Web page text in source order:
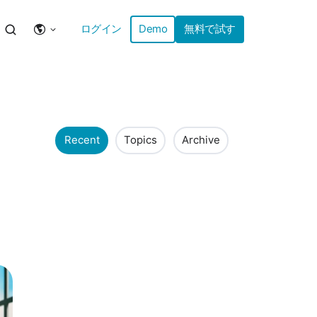
ログイン Demo 無料で試す
Recent Topics Archive